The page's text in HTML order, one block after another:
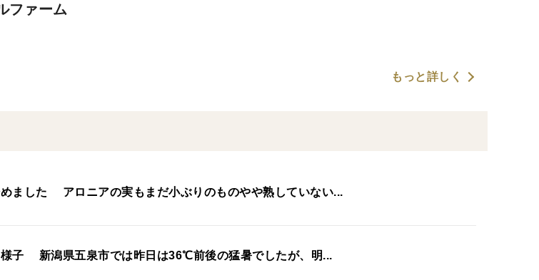
ファーム
もっと詳しく
ました アロニアの実もまだ小ぶりのものやや熟していない...
子 新潟県五泉市では昨日は36℃前後の猛暑でしたが、明...